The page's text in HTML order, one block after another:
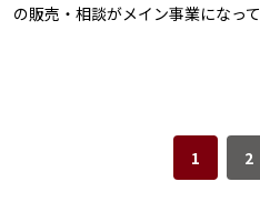
の販売・相談がメイン事業になっ
1 2